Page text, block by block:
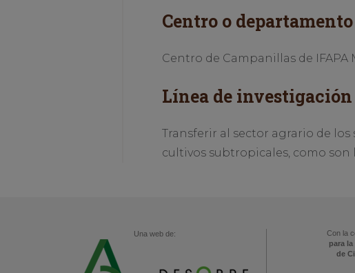
Centro o departamento
Centro de Campanillas de IFAPA
Línea de
Transferir al sector agrario de
cultivos subtropicales, como
Una web de: Con la
para
de